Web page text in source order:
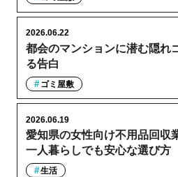
都会のマンションに潜む隠れ
る告白
2026.06.22
ゴミ屋敷
愛知県の女性向け不用品回収
一人暮らしでも安心な選び方
2026.06.19
生活